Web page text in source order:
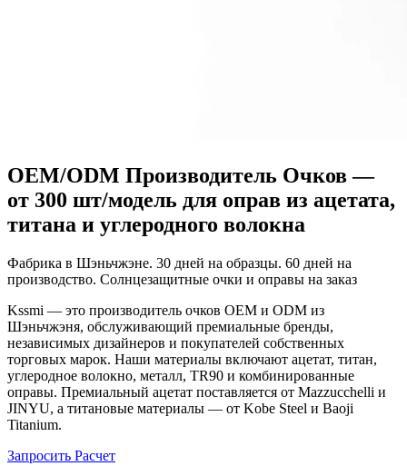
OEM/ODM Производитель Очков —
от 300 шт/модель для оправ из ацетата,
титана и углеродного волокна
Фабрика в Шэньчжэне. 30 дней на образцы. 60 дней на
производство. Солнцезащитные очки и оправы на заказ
Kssmi — это производитель очков OEM и ODM из
Шэньчжэня, обслуживающий премиальные бренды,
независимых дизайнеров и покупателей собственных
торговых марок. Наши материалы включают ацетат, титан,
углеродное волокно, металл, TR90 и комбинированные
оправы. Премиальный ацетат поставляется от Mazzucchelli и
JINYU, а титановые материалы — от Kobe Steel и Baoji
Titanium.
Запросить Расчет